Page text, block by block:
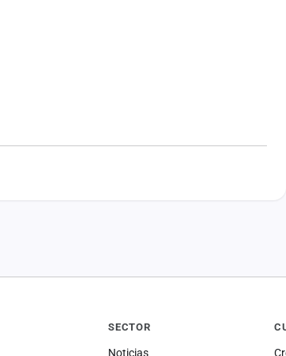
SECTOR
Noticias